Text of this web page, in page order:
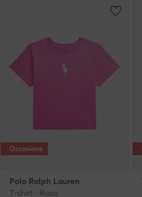
Occasione
Polo Ralph Lauren
T-shirt · Rosa